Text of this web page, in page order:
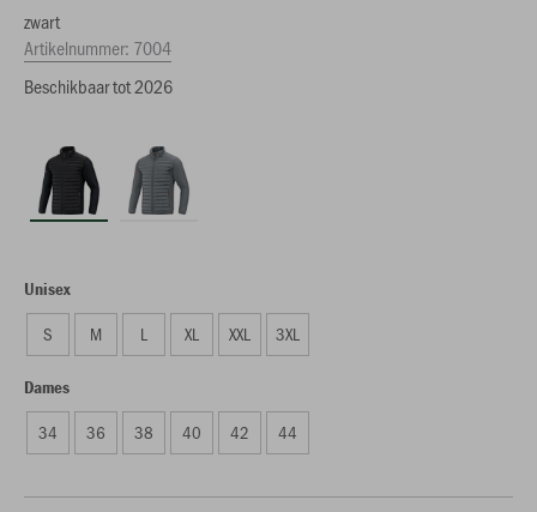
zwart
Artikelnummer: 7004
Beschikbaar tot 2026
Unisex
S M L XL XXL 3XL
Dames
34 36 38 40 42 44